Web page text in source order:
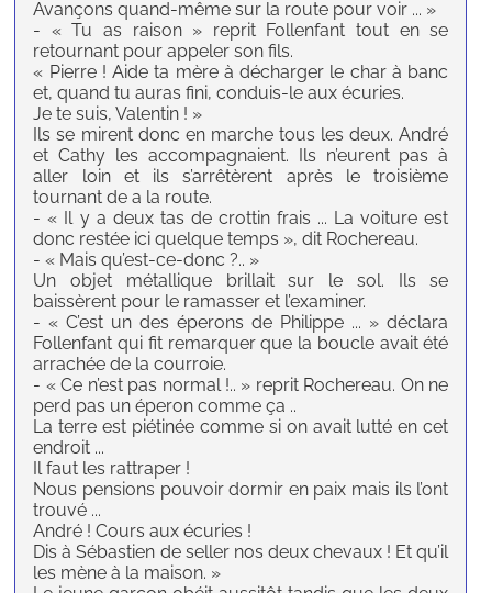
Avançons quand-même sur la route pour voir ... »
- « Tu as raison » reprit Follenfant tout en se
retournant pour appeler son fils.
« Pierre ! Aide ta mère à décharger le char à banc
et, quand tu auras fini, conduis-le aux écuries.
Je te suis, Valentin ! »
Ils se mirent donc en marche tous les deux. André
et Cathy les accompagnaient. Ils n’eurent pas à
aller loin et ils s’arrêtèrent après le troisième
tournant de a la route.
- « Il y a deux tas de crottin frais ... La voiture est
donc restée ici quelque temps », dit Rochereau.
- « Mais qu’est-ce-donc ?.. »
Un objet métallique brillait sur le sol. Ils se
baissèrent pour le ramasser et l’examiner.
- « C’est un des éperons de Philippe ... » déclara
Follenfant qui fit remarquer que la boucle avait été
arrachée de la courroie.
- « Ce n’est pas normal !.. » reprit Rochereau. On ne
perd pas un éperon comme ça ..
La terre est piétinée comme si on avait lutté en cet
endroit ...
Il faut les rattraper !
Nous pensions pouvoir dormir en paix mais ils l’ont
trouvé ...
André ! Cours aux écuries !
Dis à Sébastien de seller nos deux chevaux ! Et qu’il
les mène à la maison. »